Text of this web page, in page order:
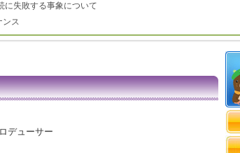
に失敗する事象について
ンス
デューサー